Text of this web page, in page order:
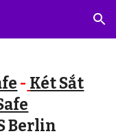
Skip to navigation
- Két Sắt
Berlin